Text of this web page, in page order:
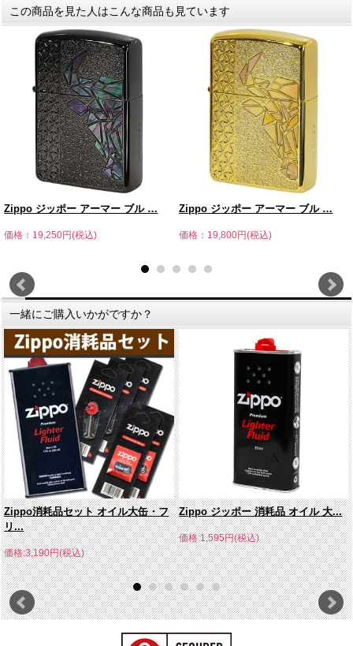
この商品を見た人はこんな商品も見ています
Zippo ジッポー アーマー ブル …
価格：19,250円(税込)
Zippo ジッポー アーマー ブル …
価格：19,800円(税込)
一緒にご購入いかがですか？
Zippo消耗品セット オイル大缶・フ
リ...
価格:3,190円(税込)
Zippo ジッポー 消耗品 オイル 大...
価格:1,595円(税込)